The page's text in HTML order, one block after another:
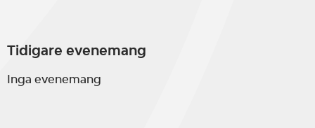
Tidigare evenemang
Inga evenemang